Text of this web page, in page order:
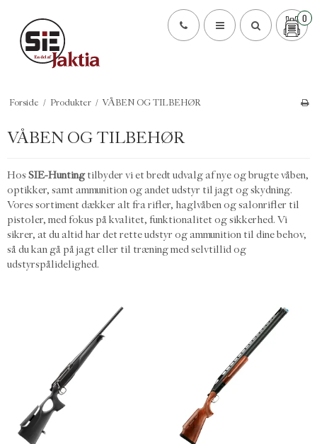
0
Forside / Produkter / VÅBEN OG TILBEHØR
VÅBEN OG TILBEHØR
HosSIE-Huntingtilbyder vi et bredt udvalg af nye og brugte våben,
optikker, samt ammunition og andet udstyr til jagt og skydning.
Vores sortiment dækker alt fra rifler, haglvåben og salonrifler til
pistoler, med fokus på kvalitet, funktionalitet og sikkerhed. Vi
sikrer, at du altid har det rette udstyr og ammunition til dine behov,
så du kan gå på jagt eller til træning med selvtillid og
udstyrspålidelighed.